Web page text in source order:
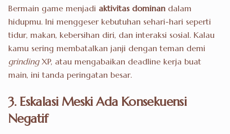
Bermain game menjadi aktivitas dominan dalam
hidupmu. Ini menggeser kebutuhan sehari-hari seperti
tidur, makan, kebersihan diri, dan interaksi sosial. Kalau
kamu sering membatalkan janji dengan teman demi
grindingXP, atau mengabaikan deadline kerja buat
main, ini tanda peringatan besar.
3. Eskalasi Meski Ada Konsekuensi
Negatif